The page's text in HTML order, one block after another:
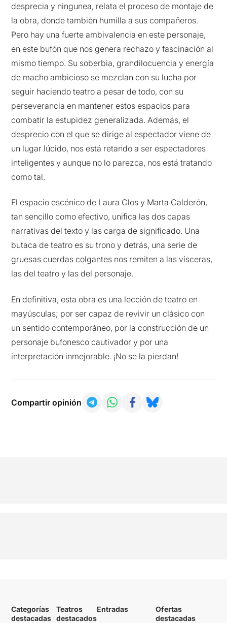
desprecia y ningunea, relata el proceso de montaje de
la obra, donde también humilla a sus compañeros.
Pero hay una fuerte ambivalencia en este personaje,
en este bufón que nos genera rechazo y fascinación al
mismo tiempo. Su soberbia, grandilocuencia y energía
de macho ambicioso se mezclan con su lucha por
seguir haciendo teatro a pesar de todo, con su
perseverancia en mantener estos espacios para
combatir la estupidez generalizada. Además, el
desprecio con el que se dirige al espectador viene de
un lugar lúcido, nos está retando a ser espectadores
inteligentes y aunque no lo parezca, nos está tratando
como tal.
El espacio escénico de Laura Clos y Marta Calderón,
tan sencillo como efectivo, unifica las dos capas
narrativas del texto y las carga de significado. Una
butaca de teatro es su trono y detrás, una serie de
gruesas cuerdas colgantes nos remiten a las vísceras,
las del teatro y las del personaje.
En definitiva, esta obra es una lección de teatro en
mayúsculas; por ser capaz de revivir un clásico con
un sentido contemporáneo, por la construcción de un
personaje bufonesco cautivador y por una
interpretación inmejorable. ¡No se la pierdan!
Compartir opinión
Categorías
destacadas
Teatros
destacados
Entradas
Ofertas
destacadas